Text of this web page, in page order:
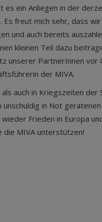
es ein Anliegen in der
Es freut mich sehr, dass
und auch bereits
kleinen Teil dazu
unserer PartnerInnen
der MIVA.
auch in Kriegszeiten der
in Not
Frieden in Europa
die MIVA unterstützen!